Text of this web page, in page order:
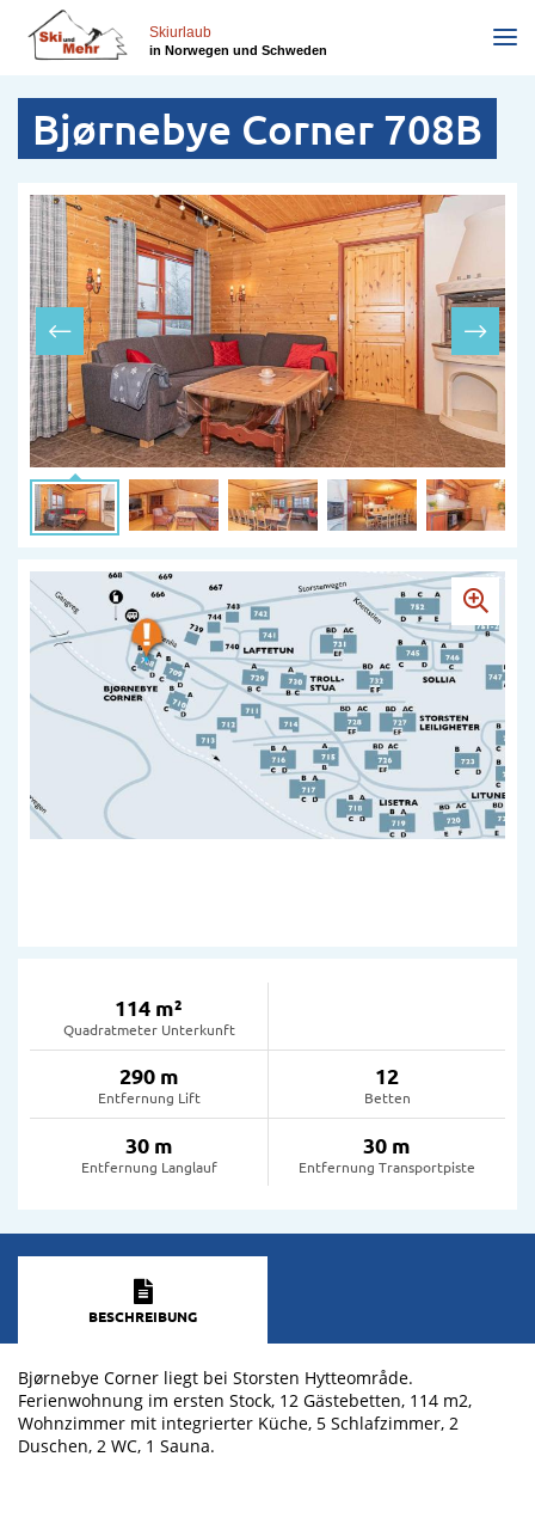
zum
Inhalt
Skiurlaub
in Norwegen und Schweden
Bjørnebye Corner 708B
114 m²
Quadratmeter Unterkunft
290 m
Entfernung Lift
12
Betten
30 m
Entfernung Langlauf
30 m
Entfernung Transportpiste
BESCHREIBUNG
Bjørnebye Corner liegt bei Storsten Hytteområde.
Ferienwohnung im ersten Stock, 12 Gästebetten, 114 m2,
Wohnzimmer mit integrierter Küche, 5 Schlafzimmer, 2
Duschen, 2 WC, 1 Sauna.